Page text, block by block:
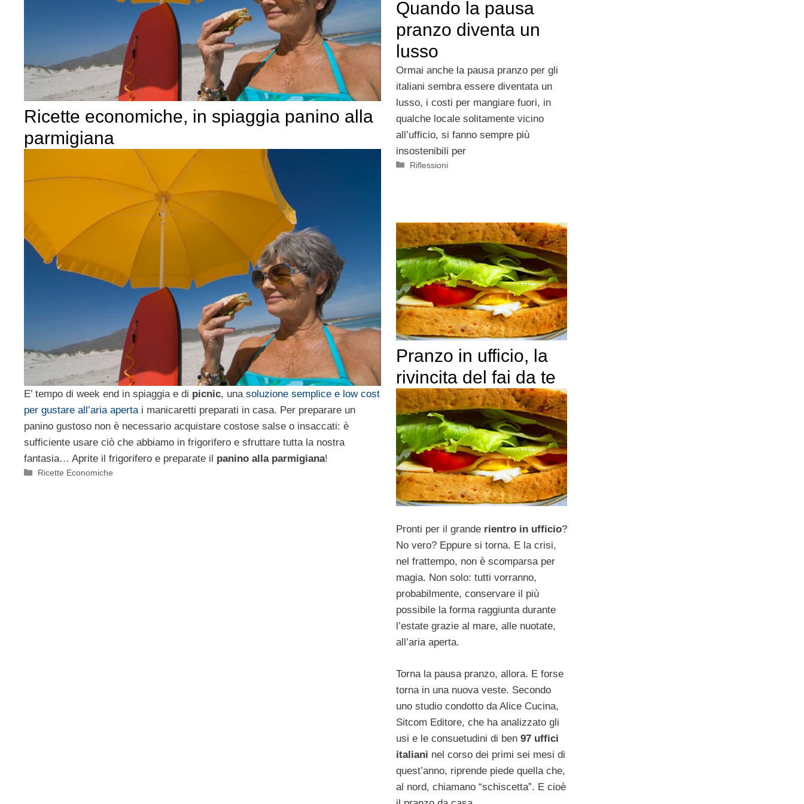
Ricette economiche, in spiaggia panino alla
parmigiana
E’ tempo di week end in spiaggia e di picnic, una soluzione semplice e low cost
per gustare all’aria apertai manicaretti preparati in casa. Per preparare un
panino gustoso non è necessario acquistare costose salse o insaccati: è
sufficiente usare ciò che abbiamo in frigorifero e sfruttare tutta la nostra
fantasia… Aprite il frigorifero e preparate il panino alla parmigiana!
Categorie
Ricette Economiche
Quando la pausa
pranzo diventa un
lusso
Ormai anche la pausa pranzo per gli
italiani sembra essere diventata un
lusso, i costi per mangiare fuori, in
qualche locale solitamente vicino
all’ufficio, si fanno sempre più
insostenibili per
Categorie
Riflessioni
Pranzo in ufficio, la
rivincita del fai da te
Pronti per il granderientro in ufficio?
No vero? Eppure si torna. E la crisi,
nel frattempo, non è scomparsa per
magia. Non solo: tutti vorranno,
probabilmente, conservare il più
possibile la forma raggiunta durante
l’estate grazie al mare, alle nuotate,
all’aria aperta.
Torna la pausa pranzo, allora. E forse
torna in una nuova veste. Secondo
uno studio condotto da Alice Cucina,
Sitcom Editore, che ha analizzato gli
usi e le consuetudini di ben 97 uffici
italiani nel corso dei primi sei mesi di
quest’anno, riprende piede quella che,
al nord, chiamano “schiscetta”. E cioè